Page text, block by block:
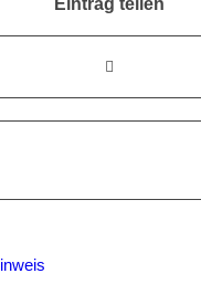
Eintrag teilen